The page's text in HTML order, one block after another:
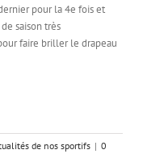
pour la 4e fois et
saison très
faire briller le drapeau
de nos sportifs | 0